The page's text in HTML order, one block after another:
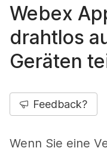
Webex
drahtlos
Geräten
Feedback?
Wenn Sie eine